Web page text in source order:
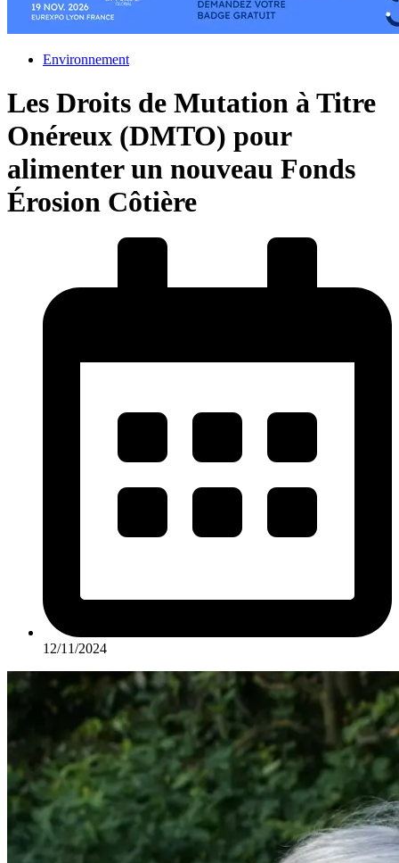
Environnement
Les Droits de Mutation à Titre
Onéreux (DMTO) pour
alimenter un nouveau Fonds
Érosion Côtière
12/11/2024